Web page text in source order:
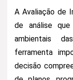
A Avaliação de
de análise que
ambientais
ferramenta
decisão